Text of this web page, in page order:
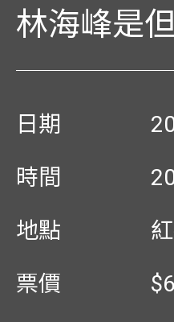
林海峰是
日期
時間
地點
票價